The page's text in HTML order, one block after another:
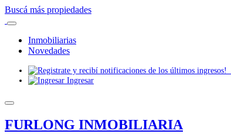
Buscá más propiedades
Inmobiliarias
Novedades
Ingresar
FURLONG INMOBILIARIA